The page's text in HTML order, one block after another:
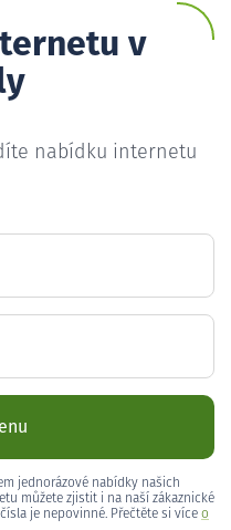
v
nabídku internetu
jednorázové nabídky našich
můžete zjistit i na naší zákaznické
je nepovinné. Přečtěte si více o